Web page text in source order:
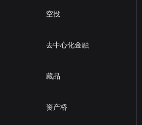
空投
去中心化金融
藏品
资产桥